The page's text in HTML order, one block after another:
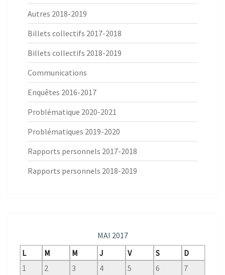
Autres 2018-2019
Billets collectifs 2017-2018
Billets collectifs 2018-2019
Communications
Enquêtes 2016-2017
Problématique 2020-2021
Problématiques 2019-2020
Rapports personnels 2017-2018
Rapports personnels 2018-2019
MAI 2017
L
M M J V S
D
1
2 3 4 5 6 7